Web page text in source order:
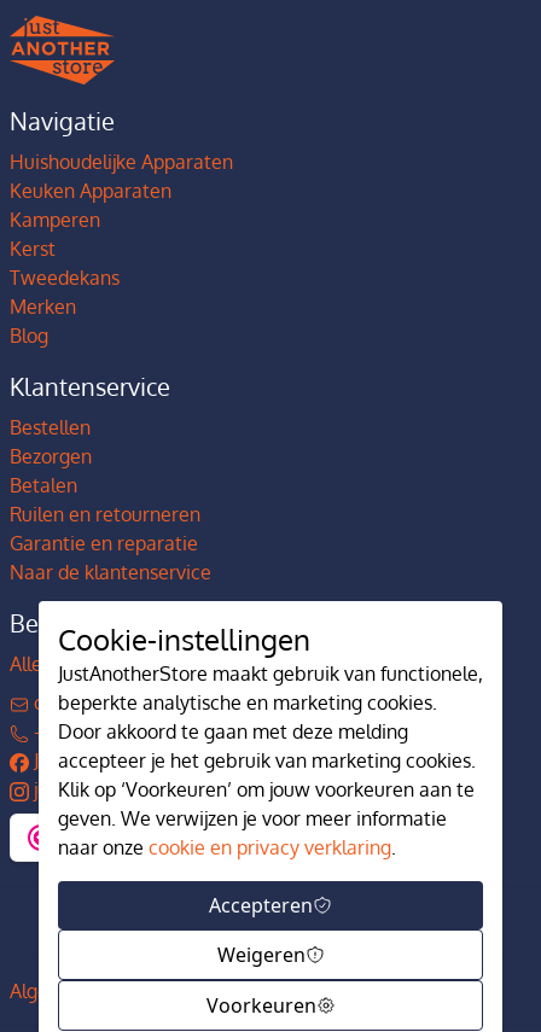
Navigatie
Huishoudelijke Apparaten
Keuken Apparaten
Kamperen
Kerst
Tweedekans
Merken
Blog
Klantenservice
Bestellen
Bezorgen
Betalen
Ruilen en retourneren
Garantie en reparatie
Naar de klantenservice
Bedrijfsgegevens
Alles over JustAnotherStore
contact@justanotherstore.nl
+31 73 644 7405
JustAnotherStore
justanotherstore.nl
Algemene voorwaarden Privacy en cookiebeleid
Cookie-instellingen
JustAnotherStore maakt gebruik van functionele,
beperkte analytische en marketing cookies.
Door akkoord te gaan met deze melding
accepteer je het gebruik van marketing cookies.
Klik op ‘Voorkeuren’ om jouw voorkeuren aan te
geven. We verwijzen je voor meer informatie
naar onze cookie en privacy verklaring.
Accepteren
Weigeren
Voorkeuren